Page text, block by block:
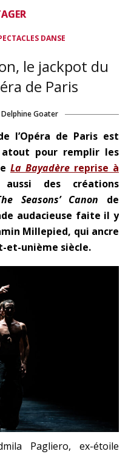
DANSE
le jackpot du
de Paris
Delphine Goater
l’Opéra de Paris est
atout pour remplir les
La Bayadère reprise à
des créations
Seasons’ Canon de
audacieuse faite il y
Millepied, qui ancre
et-unième siècle.
Pagliero, ex-étoile